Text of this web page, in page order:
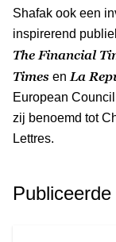
Shafak ook een
inspirerend
The Financial
Times en La
European
zij benoemd tot
Lettres.
Publiceerde